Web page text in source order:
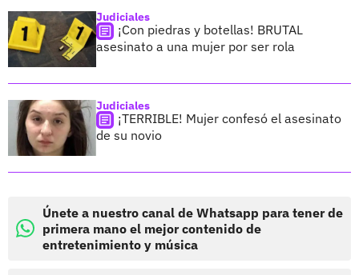
Judiciales
¡Con piedras y botellas! BRUTAL
asesinato a una mujer por ser rola
Judiciales
¡TERRIBLE! Mujer confesó el asesinato
de su novio
Únete a nuestro canal de Whatsapp para tener de
primera mano el mejor contenido de
entretenimiento y música